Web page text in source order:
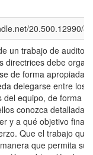
20.500.12990/
un trabajo de
directrices debe
de forma apropiada
delegarse entre los
del equipo, de forma
conozca
y a qué objetivo final
Que el trabajo
que permita su